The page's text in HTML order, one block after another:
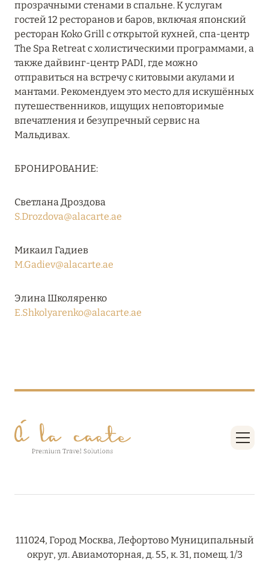
Подробнее
27 сентября 2024
HÔTEL BARRIÈRE LES NEIGES
Подробнее
27 сентября 2024
КОНЦЕПЦИЯ «ВСЁ ВКЛЮЧЕНО – ВСЁ
Подробнее
20 августа 2024
Подробнее
АКУЛЫ И ПРЕДЛОЖЕНИЯ ОТ ОТЕЛЯ
30 июля 2024
19 июля 2024
прозрачными стенами в спальне. К услугам
гостей 12 ресторанов и баров, включая японский
ресторан Koko Grill с открытой кухней, спа-центр
The Spa Retreat с холистическими программами, а
также дайвинг-центр PADI, где можно
отправиться на встречу с китовыми акулами и
мантами. Рекомендуем это место для искушённых
путешественников, ищущих неповторимые
впечатления и безупречный сервис на
Мальдивах.
БРОНИРОВАНИЕ:
Светлана Дроздова
S.Drozdova@alacarte.ae
Микаил Гадиев
M.Gadiev@alacarte.ae
Элина Школяренко
E.Shkolyarenko@alacarte.ae
111024, Город Москва, Лефортово Муниципальный
округ, ул. Авиамоторная, д. 55, к. 31, помещ. 1/3